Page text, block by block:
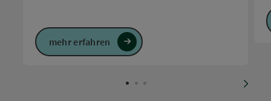
mehr erfahren